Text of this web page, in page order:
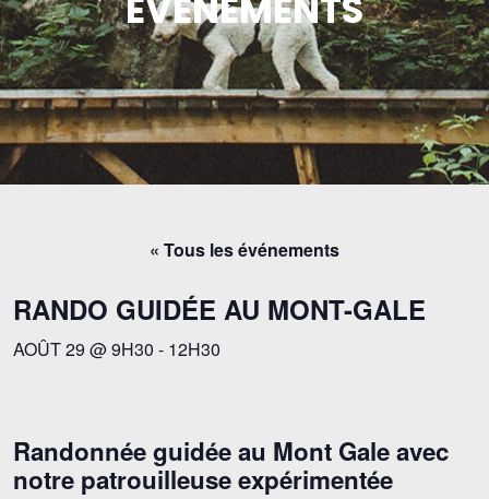
ÉVÉNEMENTS
« Tous les événements
RANDO GUIDÉE AU MONT-GALE
AOÛT 29 @ 9H30 - 12H30
Randonnée guidée au Mont Gale avec
notre patrouilleuse expérimentée